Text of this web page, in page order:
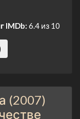
IMDb: 6.4 из 10
(2007)